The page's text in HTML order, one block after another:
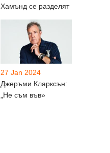
Хамънд се разделят
27 Jan 2024
Джеръми Кларксън:
„Не съм във»